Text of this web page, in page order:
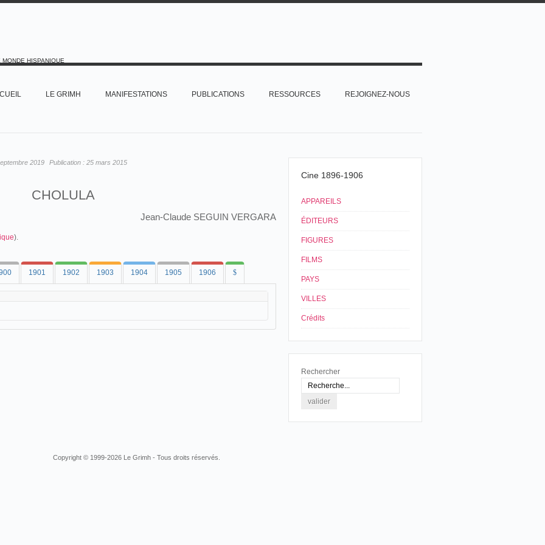
HISPANIQUE
LE GRIMH MANIFESTATIONS PUBLICATIONS RESSOURCES REJOIGNEZ-NOUS
2019 Publication : 25 mars 2015
CHOLULA
Jean-Claude SEGUIN VERGARA
).
1901 1902 1903 1904 1905 1906 $
Cine 1896-1906
APPAREILS
ÉDITEURS
FIGURES
FILMS
PAYS
VILLES
Crédits
Rechercher
Copyright © 1999-2026 Le Grimh - Tous droits réservés.